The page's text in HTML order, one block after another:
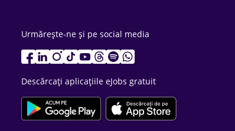
Urmărește-ne și pe social media
Descărcați aplicațiile eJobs gratuit